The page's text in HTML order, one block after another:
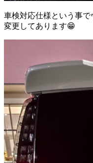
車検対応仕様という事
変更してあります😁